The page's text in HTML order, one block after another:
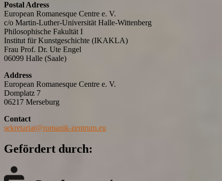
Postal Adress
European Romanesque Centre e. V.
c/o Martin-Luther-Universität Halle-Wittenberg
Philosophische Fakultät I
Institut für Kunstgeschichte (IKAKLA)
Frau Prof. Dr. Ute Engel
06099 Halle (Saale)
Address
European Romanesque Centre e. V.
Domplatz 7
06217 Merseburg
Contact
sekretariat@romanik-zentrum.eu
Gefördert durch: